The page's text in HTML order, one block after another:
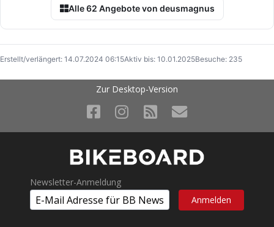
Alle 62 Angebote von deusmagnus
Erstellt/verlängert: 14.07.2024 06:15Aktiv bis: 10.01.2025Besuche: 235
Zur Desktop-Version
Newsletter-Anmeldung